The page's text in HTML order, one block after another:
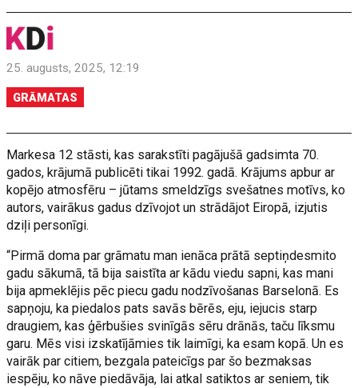
25. augusts, 2025, 12:19
GRĀMATAS
Markesa 12 stāsti, kas sarakstīti pagājušā gadsimta 70.
gados, krājumā publicēti tikai 1992. gadā. Krājums apbur ar
kopējo atmosfēru – jūtams smeldzīgs svešatnes motīvs, ko
autors, vairākus gadus dzīvojot un strādājot Eiropā, izjutis
dziļi personīgi.
“Pirmā doma par grāmatu man ienāca prātā septiņdesmito
gadu sākumā, tā bija saistīta ar kādu viedu sapni, kas mani
bija apmeklējis pēc piecu gadu nodzīvošanas Barselonā. Es
sapņoju, ka piedalos pats savās bērēs, eju, iejucis starp
draugiem, kas ģērbušies svinīgās sēru drānās, taču līksmu
garu. Mēs visi izskatījāmies tik laimīgi, ka esam kopā. Un es
vairāk par citiem, bezgala pateicīgs par šo bezmaksas
iespēju, ko nāve piedāvāja, lai atkal satiktos ar seniem, tik